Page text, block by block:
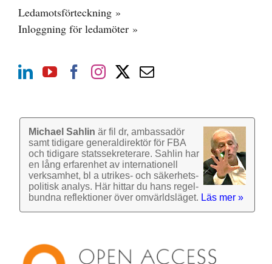
Ledamotsförteckning »
Inloggning för ledamöter »
Michael Sahlin är fil dr, ambassadör
samt tidigare general­direktör för FBA
och tidigare stats­sekre­terare. Sahlin har
en lång erfarenhet av inter­nationell
verk­samhet, bl a utrikes- och säkerhets­
politisk analys. Här hittar du hans regel­
bundna reflek­tioner över omvärlds­läget. Läs mer »